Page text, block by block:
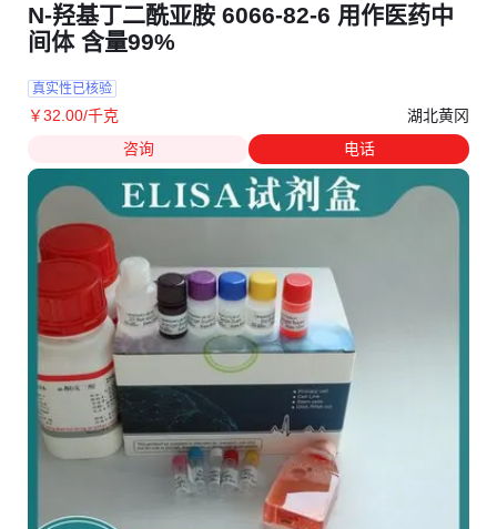
N-羟基丁二酰亚胺 6066-82-6 用作医药中
间体 含量99%
真实性已核验
￥32.00/千克
湖北黄冈
咨询
电话